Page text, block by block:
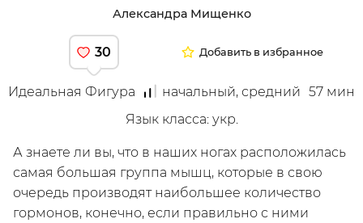
Мой
Александра Мищенко
30 Добавить в избранное
Идеальная Фигура начальный, средний 57 мин
Язык класса: укр.
А знаете ли вы, что в наших ногах расположилась
самая большая группа мышц, которые в свою
очередь производят наибольшее количество
гормонов, конечно, если правильно с ними